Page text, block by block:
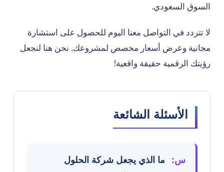
السوق السعودي.
لا تتردد في التواصل معنا اليوم للحصول على استشارة
مجانية وعرض أسعار مخصص لمشروعك. نحن هنا لنجعل
رؤيتك الرقمية حقيقة واقعية!
الأسئلة الشائعة
س:
ما الذي يجعل شركة الحلول